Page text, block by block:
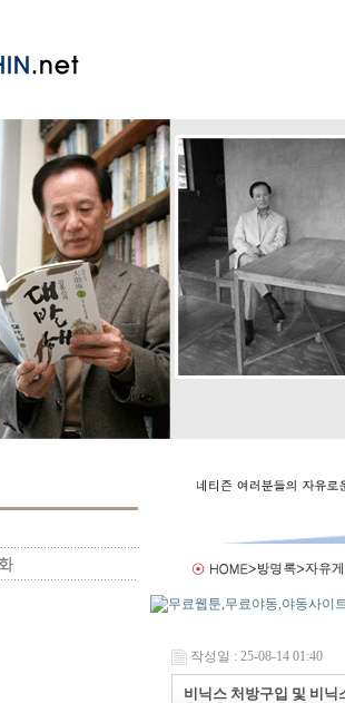
작성일 : 25-08-14 01:40
비닉스 처방구입 및 비닉